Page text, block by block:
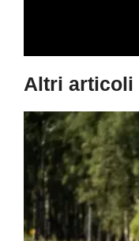
Altri articoli